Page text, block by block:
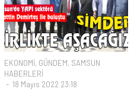
EKONOMİ, GÜNDEM, SAMSUN
HABERLERİ
18 Mayıs 2022 23:18